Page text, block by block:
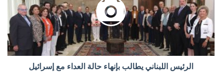
الرئيس اللبناني يطالب بإنهاء حالة العداء مع إسرائيل